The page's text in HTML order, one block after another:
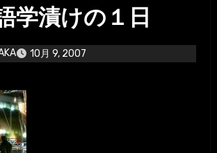
学漬けの１日
10月 9, 2007